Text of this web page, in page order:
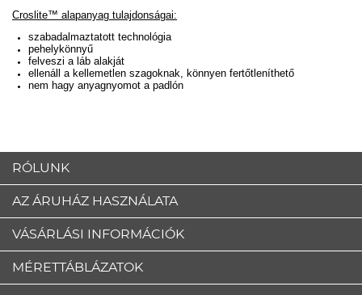
Croslite™ alapanyag tulajdonságai:
szabadalmaztatott technológia
pehelykönnyű
felveszi a láb alakját
ellenáll a kellemetlen szagoknak, könnyen fertőtleníthető
nem hagy anyagnyomot a padlón
RÓLUNK
AZ ÁRUHÁZ HASZNÁLATA
VÁSÁRLÁSI INFORMÁCIÓK
MÉRETTÁBLÁZATOK